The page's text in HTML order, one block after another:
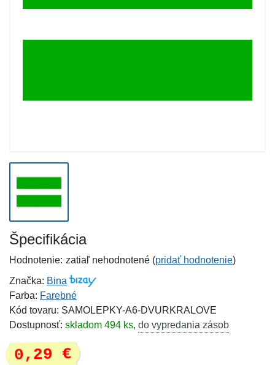
Špecifikácia
Hodnotenie: zatiaľ nehodnotené (pridať hodnotenie)
Značka: Bina
Farba: Farebné
Kód tovaru: SAMOLEPKY-A6-DVURKRALOVE
Dostupnosť: skladom 494 ks, do vypredania zásob
0,29 €